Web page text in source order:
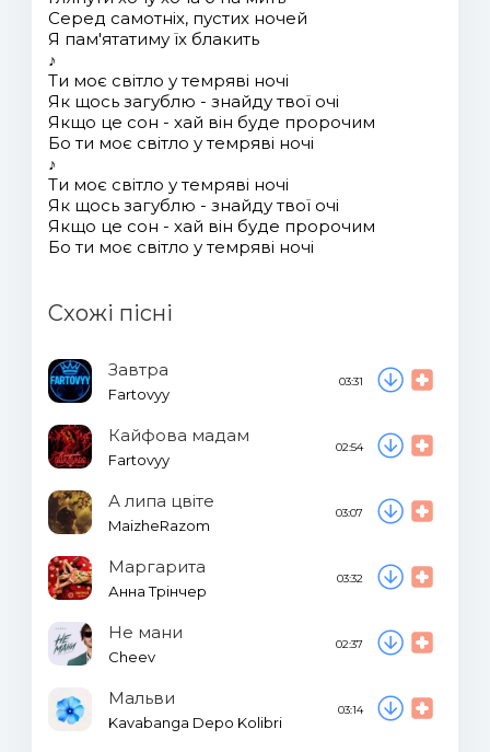
Серед самотніх, пустих ночей
Я пам'ятатиму їх блакить
♪
Ти моє світло у темряві ночі
Як щось загублю - знайду твої очі
Якщо це сон - хай він буде пророчим
Бо ти моє світло у темряві ночі
♪
Ти моє світло у темряві ночі
Як щось загублю - знайду твої очі
Якщо це сон - хай він буде пророчим
Бо ти моє світло у темряві ночі
Схожі пісні
Завтра
Fartovyy
03:31
Кайфова мадам
Fartovyy
02:54
А липа цвіте
MaizheRazom
03:07
Маргарита
Анна Трінчер
03:32
Не мани
Cheev
02:37
Мальви
Kavabanga Depo Kolibri
03:14